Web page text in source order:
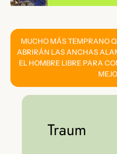
MUCHO MÁS TEMPRANO
ABRIRÁN LAS ANCHAS
EL HOMBRE LIBRE PARA
Traum